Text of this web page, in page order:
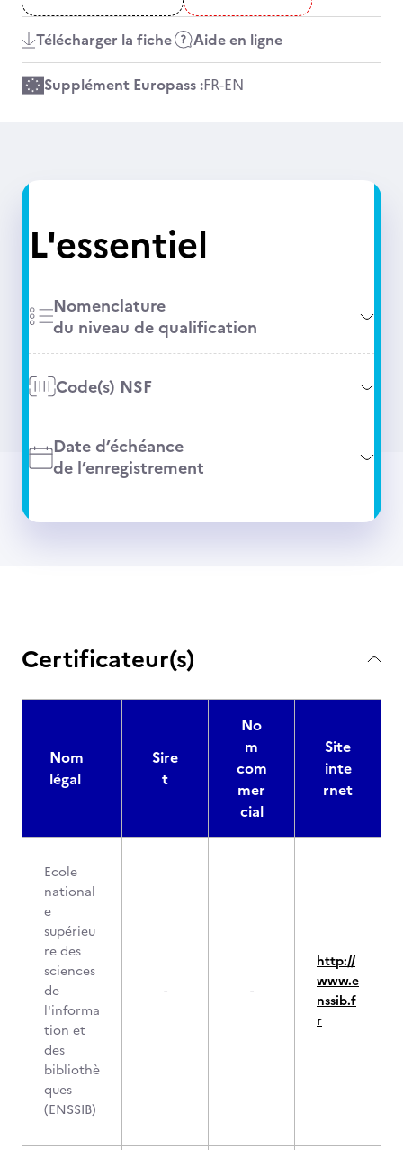
Télécharger la fiche Aide en ligne
Supplément Europass :FR-EN
L'essentiel
Nomenclature
du niveau de qualification
Code(s) NSF
Date d’échéance
de l’enregistrement
Certificateur(s)
Nom
légal
Sire
t
No
m
com
mer
cial
Site
inte
rnet
Ecole
national
e
supérieu
re des
sciences
de
l'informa
tion et
des
bibliothè
ques
(ENSSIB)
- -
http://
www.e
nssib.f
r